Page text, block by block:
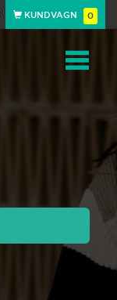
KUNDVAGN 0
Toggle